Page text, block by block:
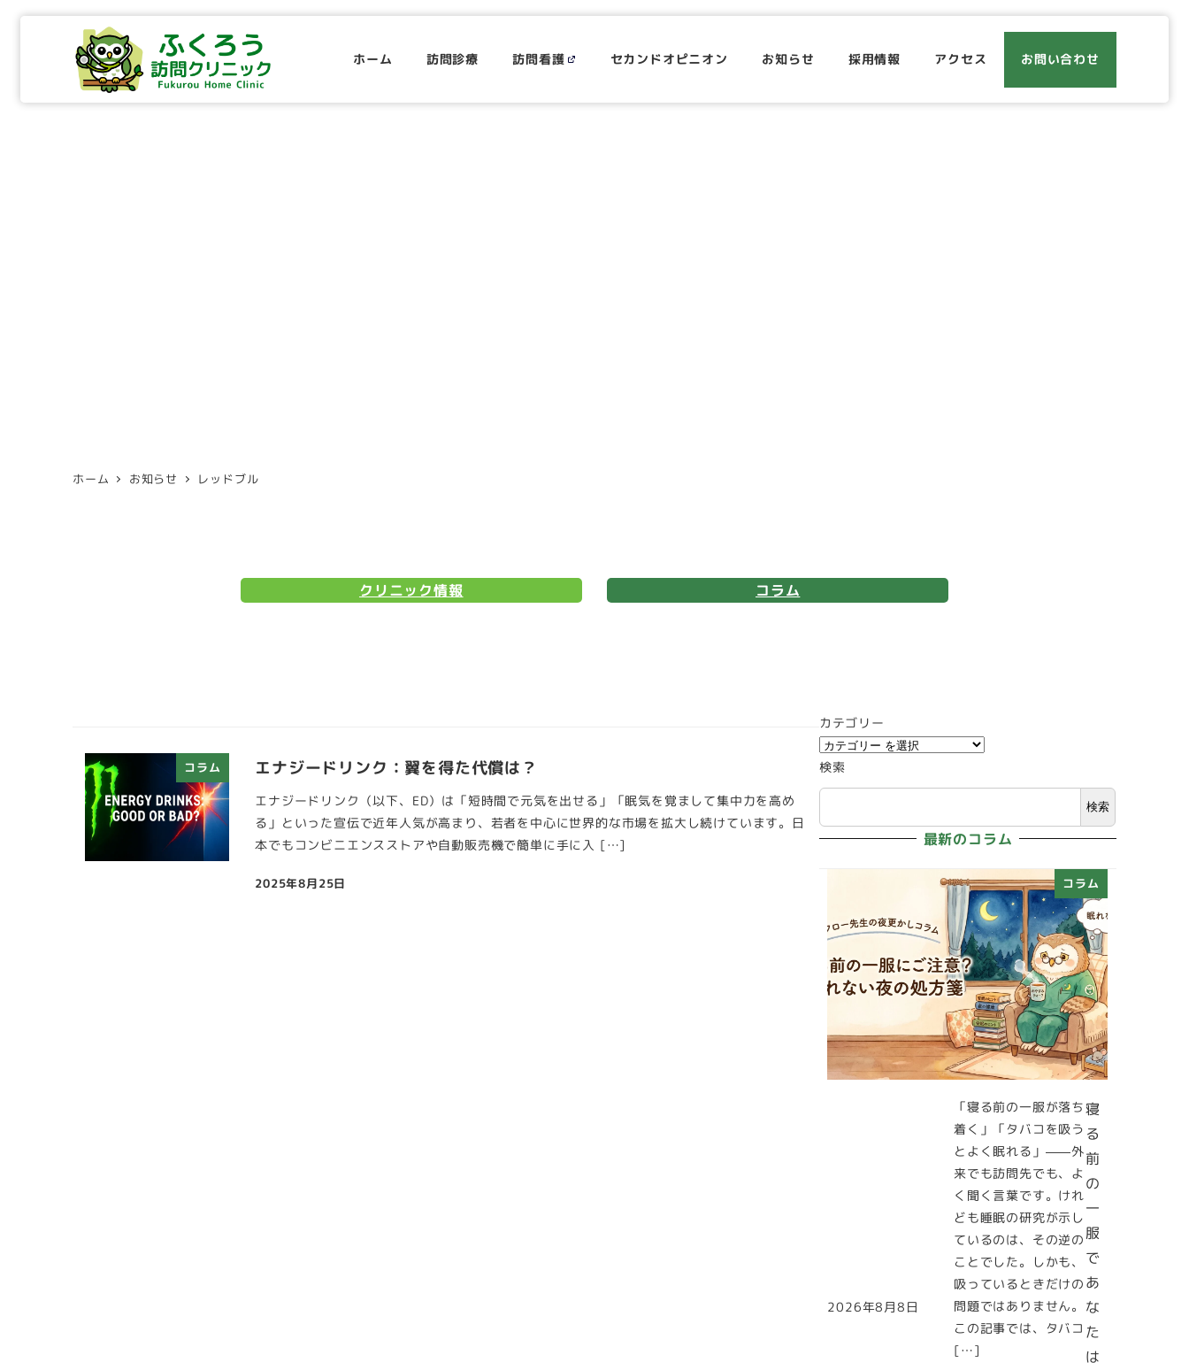
ホーム 訪問診療 訪問看護 セカンドオピニオン お知らせ 採用情報 アクセス お問い合わせ
ホーム お知らせ レッドブル
クリニック情報 コラム
コラム エナジードリンク：翼を得た代償は？
エナジードリンク（以下、ED）は「短時間で元気を出せる」「眠気を覚まして集中力を高め
る」といった宣伝で近年人気が高まり、若者を中心に世界的な市場を拡大し続けています。日
本でもコンビニエンスストアや自動販売機で簡単に手に入 […]
投稿日
2025年8月25日
カテゴリー
検索
検索
最新のコラム
コラム
寝
る
前
の
一
服
で
あ
な
た
は
「寝る前の一服が落ち
着く」「タバコを吸う
とよく眠れる」——外
来でも訪問先でも、よ
く聞く言葉です。けれ
ども睡眠の研究が示し
ているのは、その逆の
ことでした。しかも、
吸っているときだけの
問題ではありません。
この記事では、タバコ
[…]
投稿日
2026年8月8日